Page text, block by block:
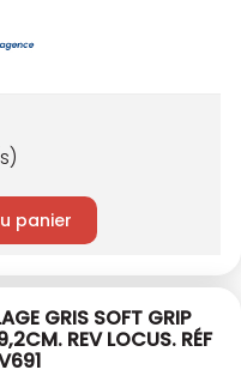
panier
GRIS SOFT GRIP
REV LOCUS. RÉF